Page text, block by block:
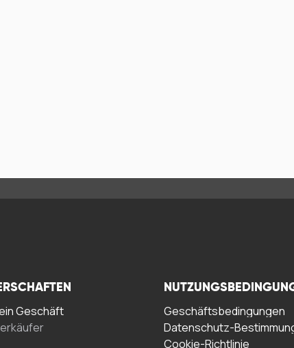
Geschäft
Geschäftsbedingungen
Datenschutz-
Cookie-Richtlinie